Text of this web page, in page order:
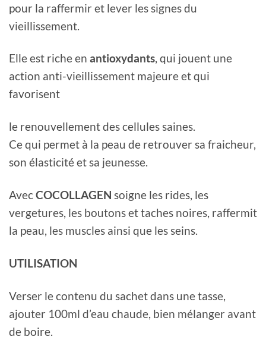
pour la raffermir et lever les signes du
vieillissement.
Elle est riche en antioxydants, qui jouent une
action anti-vieillissement majeure et qui
favorisent
le renouvellement des cellules saines.
Ce qui permet à la peau de retrouver sa fraicheur,
son élasticité et sa jeunesse.
AvecCOCOLLAGEN soigne les rides, les
vergetures, les boutons et taches noires, raffermit
la peau, les muscles ainsi que les seins.
UTILISATION
Verser le contenu du sachet dans une tasse,
ajouter 100ml d’eau chaude, bien mélanger avant
de boire.